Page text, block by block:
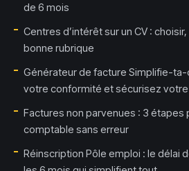
de 6 mois
Centres d’intérêt sur un CV :
bonne rubrique
Générateur de facture Simplifie-
votre conformité et sécurisez
Factures non parvenues : 3 étapes
comptable sans erreur
Réinscription Pôle emploi : le délai